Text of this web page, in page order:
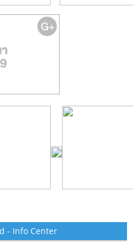
- Info Center